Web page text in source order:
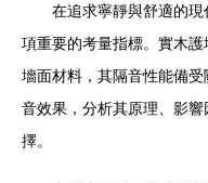
在追求寧靜與舒適的
項重要的考量指標。實木
墻面材料，其隔音性能備
音效果，分析其原理、影
擇。